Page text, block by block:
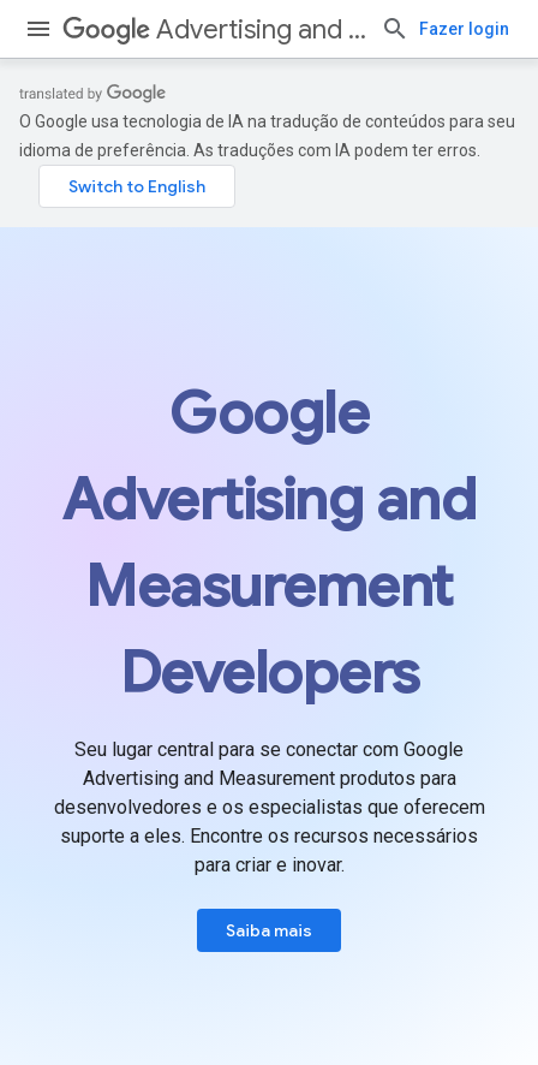
Advertising and Measurement Fazer login
O Google usa tecnologia de IA na tradução de conteúdos para seu
idioma de preferência. As traduções com IA podem ter erros.
Google
Advertising and
Measurement
Developers
Seu lugar central para se conectar com Google
Advertising and Measurement produtos para
desenvolvedores e os especialistas que oferecem
suporte a eles. Encontre os recursos necessários
para criar e inovar.
Saiba mais